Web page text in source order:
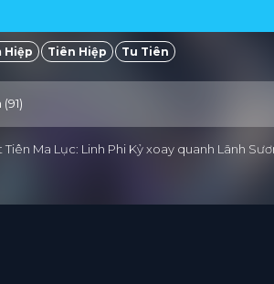
Hiệp Tiên Hiệp Tu Tiên
Tiên Ma Lục: Linh Phi Kỷ xoay quanh Lãnh